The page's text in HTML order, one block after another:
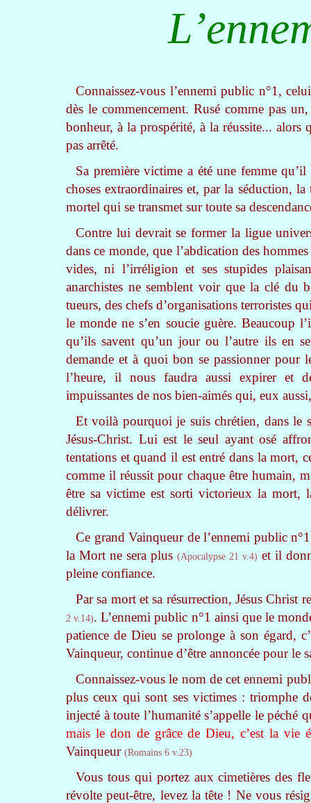
Connaissez-vous l’ennemi public n°1,
dès le commencement. Rusé comme pas
bonheur, à la prospérité, à la réussite... alors
pas arrêté.
Sa première victime a été une femme
choses extraordinaires et, par la séduction,
mortel qui se transmet sur toute sa
Contre lui devrait se former la ligue
dans ce monde, que l’abdication des
vides, ni l’irréligion et ses stupides
anarchistes ne semblent voir que la clé du
tueurs, des chefs d’organisations terroristes
le monde ne s’en soucie guère. Beaucoup
qu’ils savent qu’un jour ou l’autre ils en
demande et à quoi bon se passionner pour
l’heure, il nous faudra aussi expirer et
impuissantes de nos bien-aimés qui, eux
Et voilà pourquoi je suis chrétien, dans le
Jésus-Christ. Lui est le seul ayant osé
tentations et quand il est entré dans la mort,
comme il réussit pour chaque être humain,
être sa victime est sorti victorieux la mort,
délivrer.
Ce grand Vainqueur de l’ennemi public
la Mort ne sera plus (Apocalypse 21 v.4) et il
pleine confiance.
Par sa mort et sa résurrection, Jésus
2 v.14). L’ennemi public n°1 ainsi que le
patience de Dieu se prolonge à son égard,
Vainqueur, continue d’être annoncée pour le
Connaissez-vous le nom de cet ennemi
plus ceux qui sont ses victimes : triomphe
injecté à toute l’humanité s’appelle le péché
mais le don de grâce de Dieu, c’est la vie
Vainqueur (Romains 6 v.23)
Vous tous qui portez aux cimetières des
révolte peut-être, levez la tête ! Ne vous